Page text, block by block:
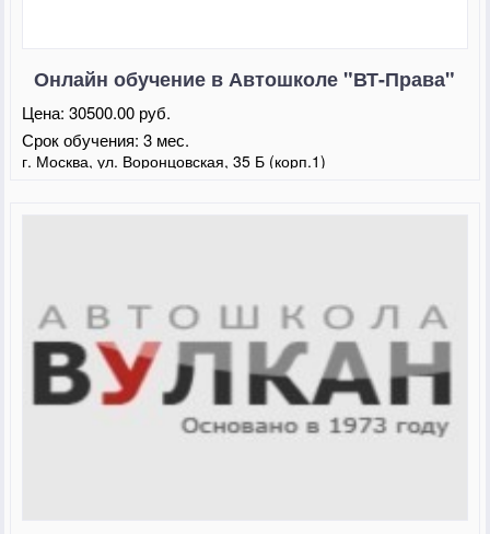
Онлайн обучение в Автошколе "ВТ-Права"
Цена:30500.00 руб.
Срок обучения:3 мес.
г. Москва, ул. Воронцовская, 35 Б (корп.1)